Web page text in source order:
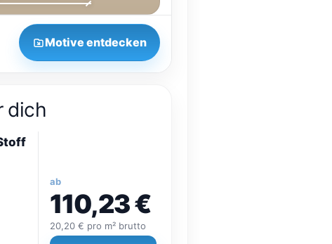
Motive entdecken
dich
ab
110,23 €
20,20 € pro m² brutto